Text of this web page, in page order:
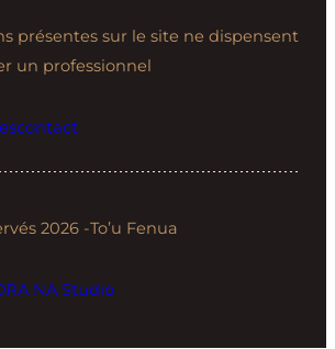
présentes sur le site ne dispensent
un professionnel
contact
2026 -To’u Fenua
NA Studio